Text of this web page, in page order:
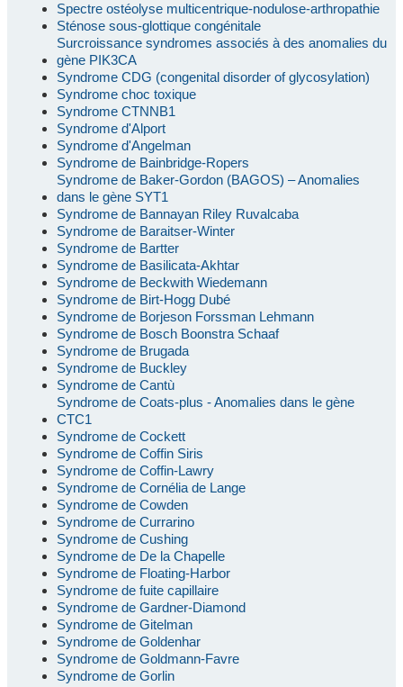
Spectre ostéolyse multicentrique-nodulose-arthropathie
Sténose sous-glottique congénitale
Surcroissance syndromes associés à des anomalies du
gène PIK3CA
Syndrome CDG (congenital disorder of glycosylation)
Syndrome choc toxique
Syndrome CTNNB1
Syndrome d'Alport
Syndrome d'Angelman
Syndrome de Bainbridge-Ropers
Syndrome de Baker-Gordon (BAGOS) – Anomalies
dans le gène SYT1
Syndrome de Bannayan Riley Ruvalcaba
Syndrome de Baraitser-Winter
Syndrome de Bartter
Syndrome de Basilicata-Akhtar
Syndrome de Beckwith Wiedemann
Syndrome de Birt-Hogg Dubé
Syndrome de Borjeson Forssman Lehmann
Syndrome de Bosch Boonstra Schaaf
Syndrome de Brugada
Syndrome de Buckley
Syndrome de Cantù
Syndrome de Coats-plus - Anomalies dans le gène
CTC1
Syndrome de Cockett
Syndrome de Coffin Siris
Syndrome de Coffin-Lawry
Syndrome de Cornélia de Lange
Syndrome de Cowden
Syndrome de Currarino
Syndrome de Cushing
Syndrome de De la Chapelle
Syndrome de Floating-Harbor
Syndrome de fuite capillaire
Syndrome de Gardner-Diamond
Syndrome de Gitelman
Syndrome de Goldenhar
Syndrome de Goldmann-Favre
Syndrome de Gorlin